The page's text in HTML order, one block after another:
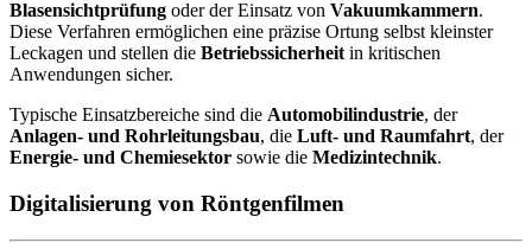
Blasensichtprüfung oder der Einsatz von Vakuumkammern.
Diese Verfahren ermöglichen eine präzise Ortung selbst kleinster
Leckagen und stellen die Betriebssicherheitin kritischen
Anwendungen sicher.
Typische Einsatzbereiche sind die Automobilindustrie, der
Anlagen- und Rohrleitungsbau, die Luft- und Raumfahrt, der
Energie- und Chemiesektor sowie die Medizintechnik.
Digitalisierung von Röntgenfilmen